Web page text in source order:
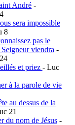
André -
sera impossible
8
pas le
viendra -
et priez - Luc
à la parole de vie
au dessus de la
21
du nom de Jésus -